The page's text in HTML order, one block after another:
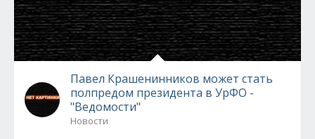
Павел Крашенинников может стать
полпредом президента в УрФО -
"Ведомости"
Новости